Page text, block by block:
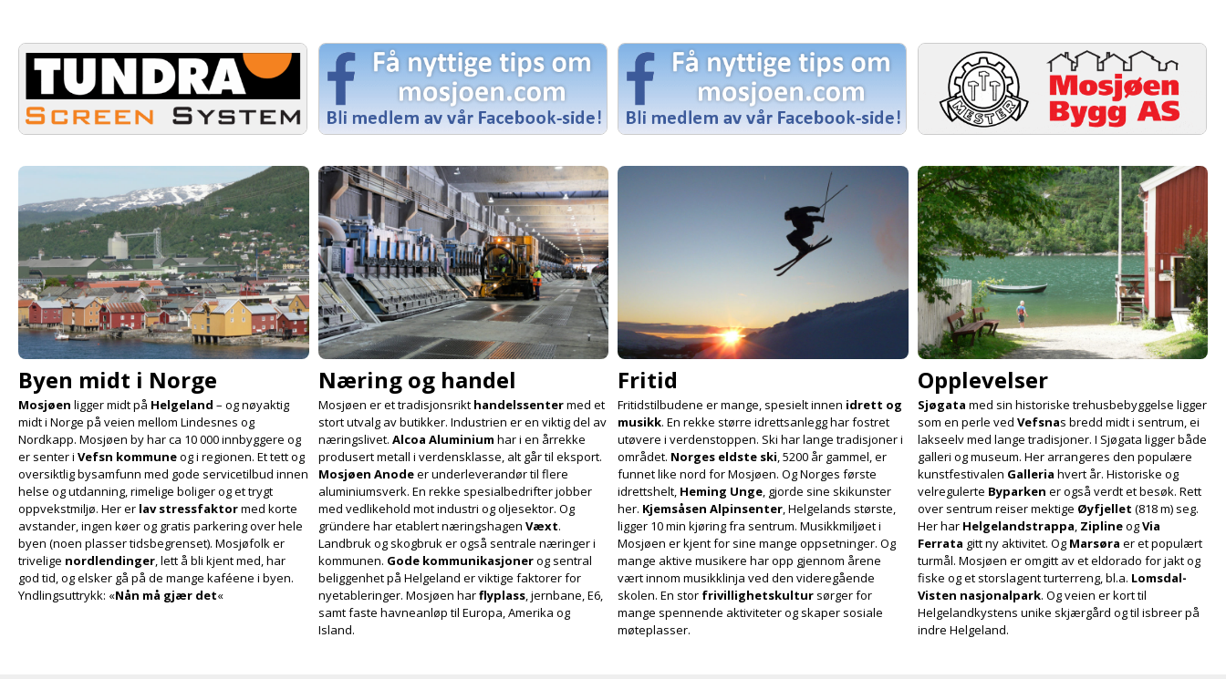
Byen midt i Norge
Mosjøen ligger midt på Helgeland – og nøyaktig
midt i Norge på veien mellom Lindesnes og
Nordkapp. Mosjøen by har ca 10 000 innbyggere og
er senter i Vefsn kommuneog i regionen. Et tett og
oversiktlig bysamfunn med gode service­tilbud innen
helse og utdanning, rimelige boliger og et trygt
oppvekstmiljø. Her er lav stressfaktormed korte
avstander, ingen køer og gratis parkering over hele
byen (noen plasser tidsbegrenset). Mosjøfolk er
trivelige nordlendinger, lett å bli kjent med, har
god tid, og elsker gå på de mange kaféene i byen.
Yndlings­uttrykk: «Nån må gjær det«
Næring og handel
Mosjøen er et tradisjonsrikt handels­sentermed et
stort utvalg av butikker. Industrien er en viktig del av
næringslivet. Alcoa Aluminium har i en årrekke
produsert metall i verdensklasse, alt går til eksport.
Mosjøen Anodeer under­leverandør til flere
aluminiums­verk. En rekke spesialbedrifter jobber
med vedlikehold mot industri og oljesektor. Og
gründere har etablert nærings­hagen Væxt.
Landbruk og skogbruk er også sentrale næringer i
kommunen. Gode kommuni­kasjonerog sentral
beliggenhet på Helgeland er viktige faktorer for
nyetable­ringer. Mosjøen harflyplass, jernbane, E6,
samt faste havne­anløp til Europa, Amerika og
Island.
Fritid
Fritidstilbudene er mange, spesielt innen idrett og
musikk. En rekke større idretts­anlegg har fostret
utøvere i verdens­toppen. Ski har lange tradisjoner i
området. Norges eldste ski, 5200 år gammel, er
funnet like nord for Mosjøen. Og Norges første
idrettshelt, Heming Unge, gjorde sine skikunster
her. Kjemsåsen Alpinsenter, Helgelands største,
ligger 10 min kjøring fra sentrum. Musikk­miljøet i
Mosjøen er kjent for sine mange oppsetninger. Og
mange aktive musikere har opp gjennom årene
vært innom musikklinja ved den videregående
skolen. En stor frivillighets­kultur sørger for
mange spen­nende aktiviteter og skaper sosiale
møteplasser.
Opplevelser
Sjøgata med sin historiske trehus­bebyggelse ligger
som en perle ved Vefsnas bredd midt i sentrum, ei
lakseelv med lange tradisjoner. I Sjøgata ligger både
galleri og museum. Her arrangeres den populære
kunstfestivalen Galleria hvert år. Historiske og
velregulerte Byparken er også verdt et besøk. Rett
over sentrum reiser mektige Øyfjellet (818 m) seg.
Her har Helgelands­trappa, ZiplineogVia
Ferrata gitt ny aktivitet. Og Marsøra er et populært
turmål. Mosjøen er omgitt av et eldorado for jakt og
fiske og et stor­slagent turterreng, bl.a. Lomsdal-
Visten nasjonal­park. Og veien er kort til
Helgeland­kystens unike skjær­gård og til isbreer på
indre Helgeland.